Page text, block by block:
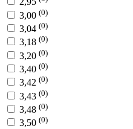
3,00 (0)
3,04 (0)
3,18 (0)
3,20 (0)
3,40 (0)
3,42 (0)
3,43 (0)
3,48 (0)
3,50 (0)